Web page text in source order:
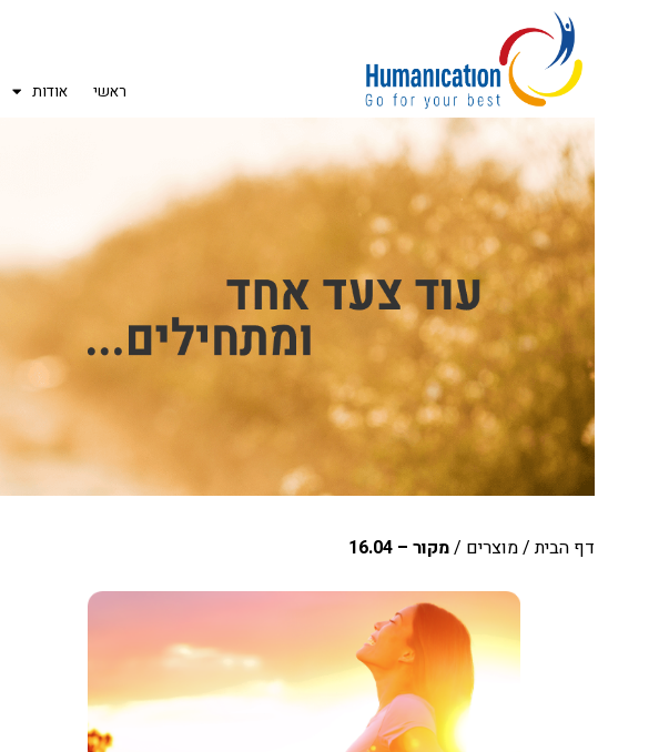
ראשי אודות
דף הבית/מוצרים /מקור – 16.04